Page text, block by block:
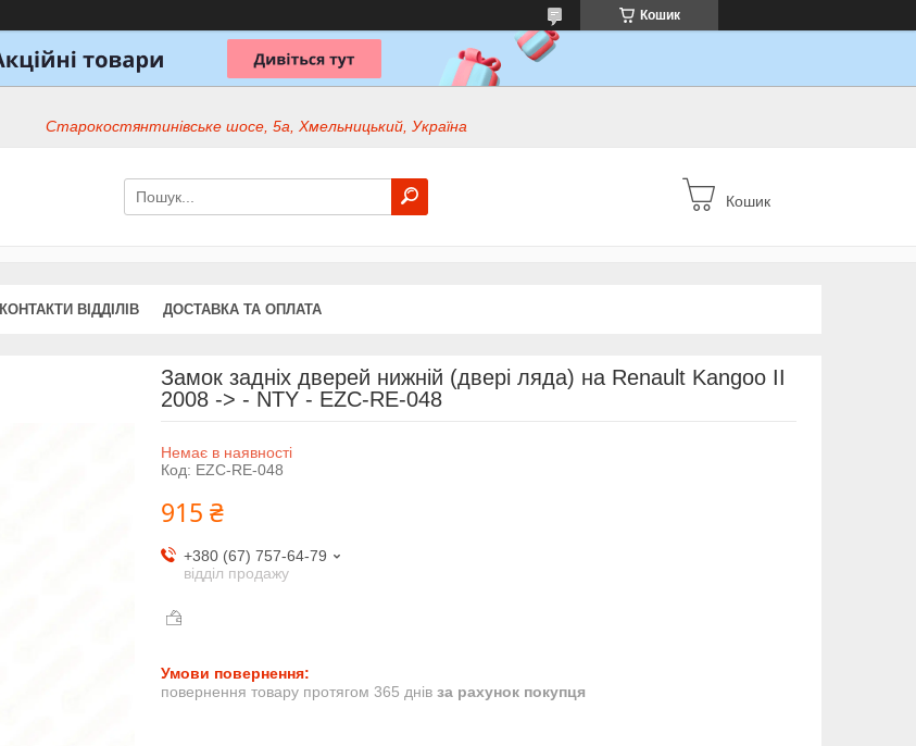
Кошик
Старокостянтинівське шосе, 5а, Хмельницький, Україна
Кошик
КОНТАКТИ ВІДДІЛІВ ДОСТАВКА ТА ОПЛАТА
Замок задніх дверей нижній (двері ляда) на Renault Kangoo II
2008 -> - NTY - EZC-RE-048
Немає в наявності
Код: EZC-RE-048
915 ₴
+380 (67) 757-64-79
відділ продажу
повернення товару протягом 365 днів за рахунок покупця